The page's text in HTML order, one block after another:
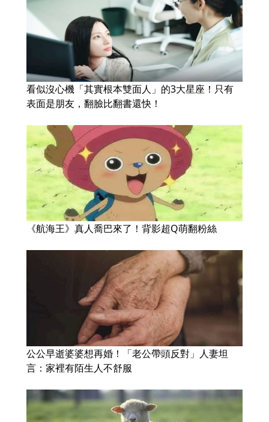
看似沒心機「其實根本雙面人」的3大星座！只有
表面是朋友，翻臉比翻書還快！
《航海王》真人喬巴來了！背影超Q萌翻粉絲
公公早逝婆婆想再婚！「老公帶頭反對」人妻坦
言：家裡有陌生人不舒服